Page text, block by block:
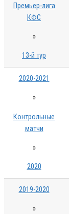
Премьер-лига
КФС
»
13-й тур
2020-2021
»
Контрольные
матчи
»
2020
2019-2020
»